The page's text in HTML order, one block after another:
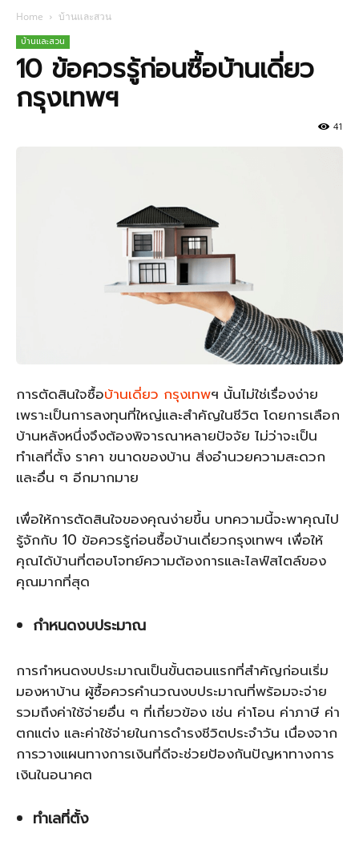
Home บ้านและสวน
บ้านและสวน
10 ข้อควรรู้ก่อนซื้อบ้านเดี่ยว
กรุงเทพฯ
41
การตัดสินใจซื้อบ้านเดี่ยว กรุงเทพฯ นั้นไม่ใช่เรื่องง่าย
เพราะเป็นการลงทุนที่ใหญ่และสำคัญในชีวิต โดยการเลือก
บ้านหลังหนึ่งจึงต้องพิจารณาหลายปัจจัย ไม่ว่าจะเป็น
ทำเลที่ตั้ง ราคา ขนาดของบ้าน สิ่งอำนวยความสะดวก
และอื่น ๆ อีกมากมาย
เพื่อให้การตัดสินใจของคุณง่ายขึ้น บทความนี้จะพาคุณไป
รู้จักกับ 10 ข้อควรรู้ก่อนซื้อบ้านเดี่ยวกรุงเทพฯ เพื่อให้
คุณได้บ้านที่ตอบโจทย์ความต้องการและไลฟ์สไตล์ของ
คุณมากที่สุด
กำหนดงบประมาณ
การกำหนดงบประมาณเป็นขั้นตอนแรกที่สำคัญก่อนเริ่ม
มองหาบ้าน ผู้ซื้อควรคำนวณงบประมาณที่พร้อมจะจ่าย
รวมถึงค่าใช้จ่ายอื่น ๆ ที่เกี่ยวข้อง เช่น ค่าโอน ค่าภาษี ค่า
ตกแต่ง และค่าใช้จ่ายในการดำรงชีวิตประจำวัน เนื่องจาก
การวางแผนทางการเงินที่ดีจะช่วยป้องกันปัญหาทางการ
เงินในอนาคต
ทำเลที่ตั้ง